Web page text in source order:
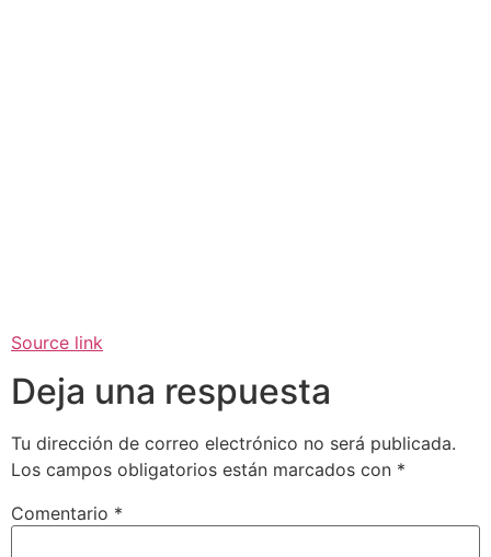
Source link
Deja una respuesta
Tu dirección de correo electrónico no será publicada.
Los campos obligatorios están marcados con *
Comentario *